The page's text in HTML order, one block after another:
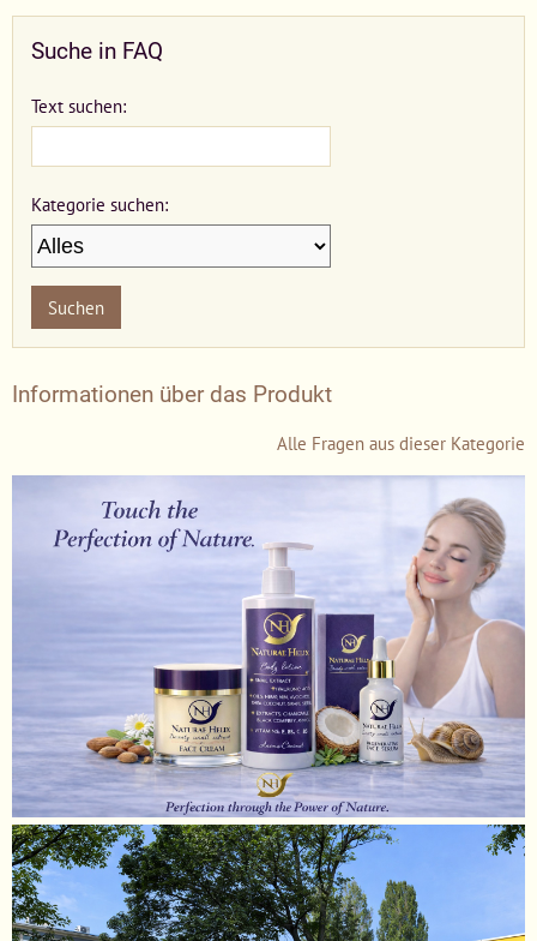
Suche in FAQ
Text suchen:
Kategorie suchen:
Suchen
Informationen über das Produkt
Alle Fragen aus dieser Kategorie